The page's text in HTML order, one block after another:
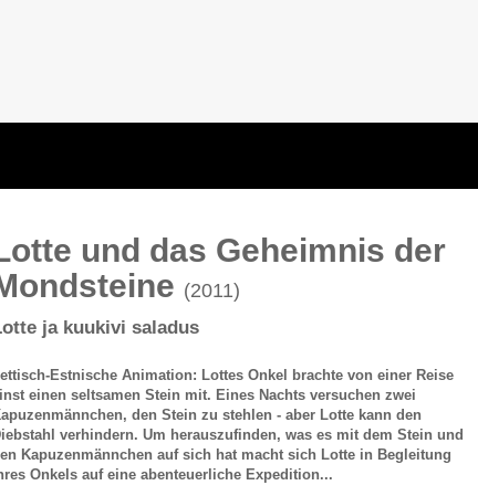
und das Geheimnis der
(2011)
ja kuukivi saladus
Estnische Animation: Lottes Onkel brachte von einer Reise
einen seltsamen Stein mit. Eines Nachts versuchen zwei
den Stein zu stehlen - aber Lotte kann den
verhindern. Um herauszufinden, was es mit dem Stein und
Kapuzenmännchen auf sich hat macht sich Lotte in Begleitung
Onkels auf eine abenteuerliche Expedition...